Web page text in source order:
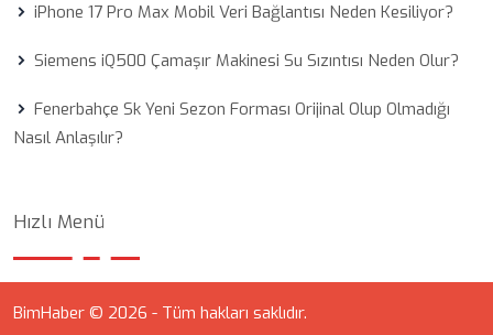
iPhone 17 Pro Max Mobil Veri Bağlantısı Neden Kesiliyor?
Siemens iQ500 Çamaşır Makinesi Su Sızıntısı Neden Olur?
Fenerbahçe Sk Yeni Sezon Forması Orijinal Olup Olmadığı
Nasıl Anlaşılır?
Hızlı Menü
BimHaber © 2026 - Tüm hakları saklıdır.